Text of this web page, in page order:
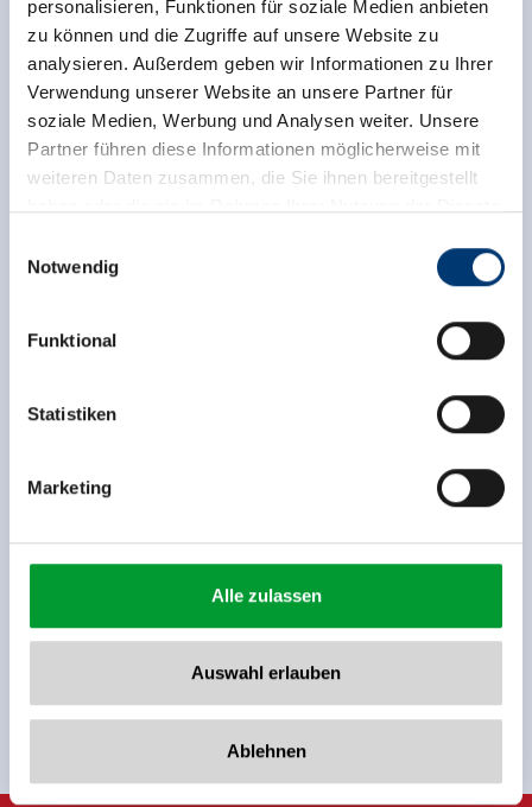
personalisieren, Funktionen für soziale Medien anbieten
zu können und die Zugriffe auf unsere Website zu
analysieren. Außerdem geben wir Informationen zu Ihrer
Verwendung unserer Website an unsere Partner für
soziale Medien, Werbung und Analysen weiter. Unsere
Partner führen diese Informationen möglicherweise mit
weiteren Daten zusammen, die Sie ihnen bereitgestellt
Rohr 23// A-6280 Zell am Ziller
www.zillertalarena.com
Notwendig
Funktional
Statistiken
Marketing
Alle zulassen
Auswahl erlauben
Ablehnen
Meld u nu aan voor de nieuwsbrief!